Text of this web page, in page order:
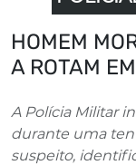
HOMEM
A ROTAM
A Polícia Militar
durante uma
suspeito,